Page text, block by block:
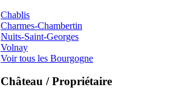
Chablis
Charmes-Chambertin
Nuits-Saint-Georges
Volnay
Voir tous les Bourgogne
Château / Propriétaire